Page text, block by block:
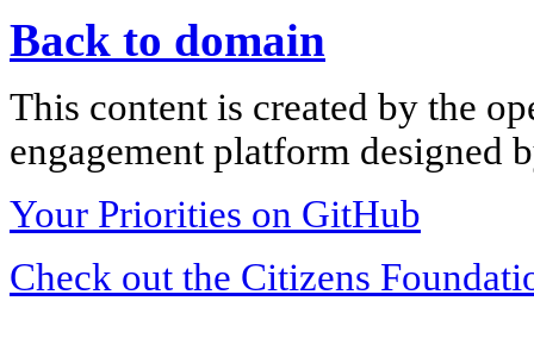
Back to domain
This content is created by the
engagement platform designed
Your Priorities on GitHub
Check out the Citizens